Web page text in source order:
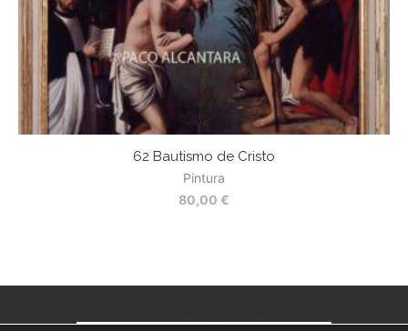
62 Bautismo de Cristo
Pintura
80,00 €